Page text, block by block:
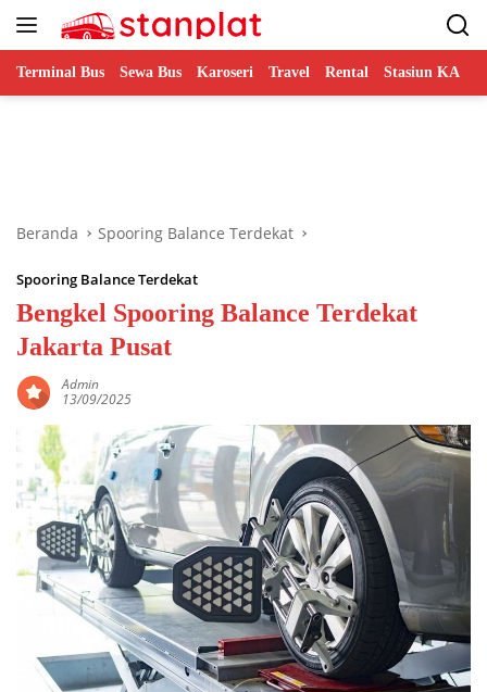
Terminal Bus Sewa Bus Karoseri Travel Rental Stasiun KA
Beranda Spooring Balance Terdekat
Spooring Balance Terdekat
Bengkel Spooring Balance Terdekat
Jakarta Pusat
Admin
13/09/2025